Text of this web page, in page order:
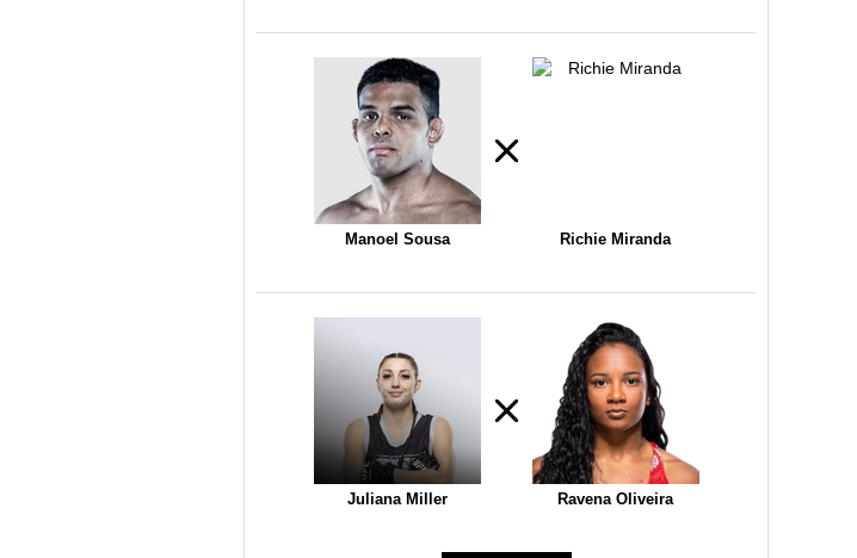
Manoel Sousa Richie Miranda
Juliana Miller Ravena Oliveira